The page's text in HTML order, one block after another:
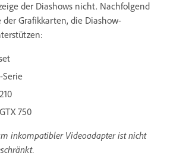
der Diashows nicht. Nachfolgend
Grafikkarten, die Diashow-
Serie
750
inkompatibler Videoadapter ist nicht